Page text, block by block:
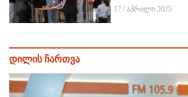
17 / აპრილი 2025
დილის ჩართვა